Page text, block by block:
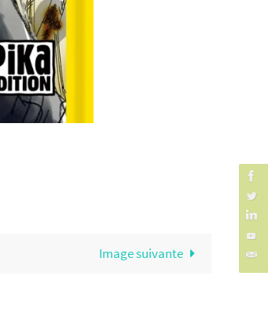
Image suivante